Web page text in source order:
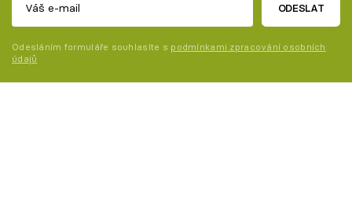
ODESLAT
Odesláním formuláře souhlasíte s podmínkami zpracování osobních
údajů